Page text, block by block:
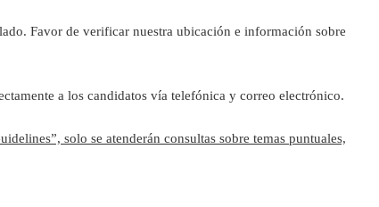
Favor de verificar nuestra ubicación e información sobre
a los candidatos vía telefónica y correo electrónico.
solo se atenderán consultas sobre temas puntuales,